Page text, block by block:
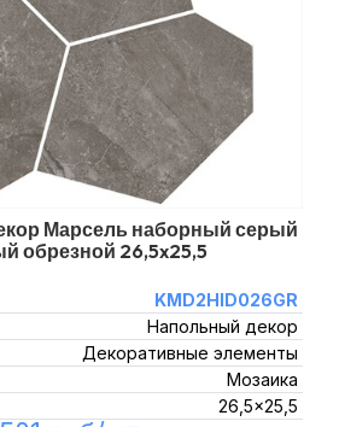
Марсель наборный серый
обрезной 26,5x25,5
KMD2HID026GR
Напольный декор
Декоративные элементы
Мозаика
26,5x25,5